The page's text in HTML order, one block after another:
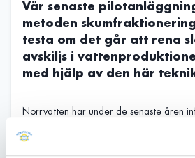
Vår senaste
metoden
testa om det går att rena
avskiljs i
med hjälp av den här
Norrvatten har under de senaste åren
bassänger i fällningen, som är hjärtat av
vattenverket. Flotation är en
höjning av Görvälnverkets kapacitet. En